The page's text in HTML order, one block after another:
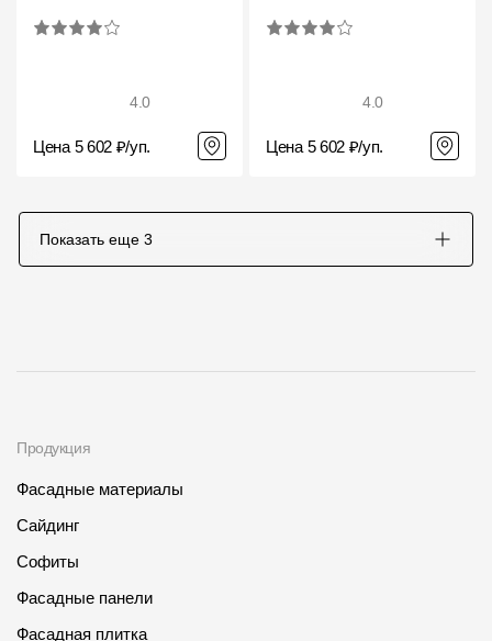
4.0
Цена 5 602 ₽/уп.
4.0
Цена 5 602 ₽/уп.
Показать еще 3
Продукция
Фасадные материалы
Сайдинг
Софиты
Фасадные панели
Фасадная плитка